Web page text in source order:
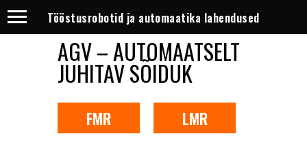
Tööstusrobotid ja automaatika lahendused
FMR LMR
AGV – AUTOMAATSELT
JUHITAV SÕIDUK